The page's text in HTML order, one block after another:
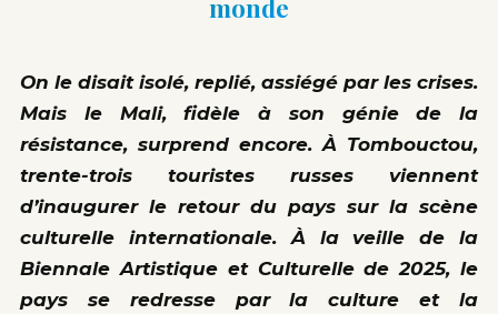
monde
On le disait isolé, replié, assiégé par les crises.
Mais le Mali, fidèle à son génie de la
résistance, surprend encore. À Tombouctou,
trente-trois touristes russes viennent
d’inaugurer le retour du pays sur la scène
culturelle internationale. À la veille de la
Biennale Artistique et Culturelle de 2025, le
pays se redresse par la culture et la